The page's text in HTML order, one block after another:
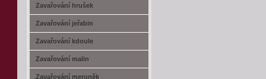
Zavařování hrušek
Zavařování jeřabin
Zavařování kdoule
Zavařování malin
Zavařování meruněk